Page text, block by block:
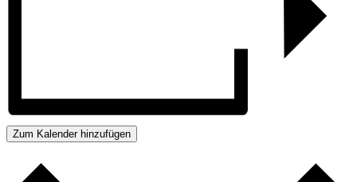
Zum Kalender hinzufügen